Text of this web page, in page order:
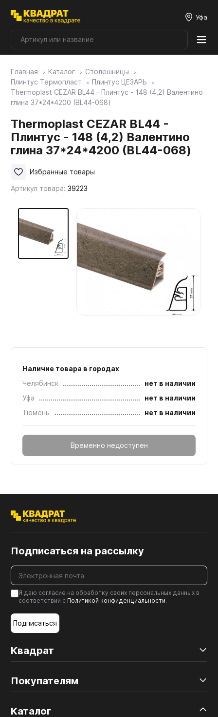
Уфа
Плитные материалы
Фурнитура
Столешницы
Мой ЭГГЕР
Мебельные образцы, каталоги
Главная Каталог
Столешницы
Плинтус Термопласт
Плинтус ЦЕЗАРЬ
Thermoplast CEZAR BL44 - Плинтус - 148 (4,2) Валентино
глина 37*24*4200 (BL44-068)
Thermoplast CEZAR BL44 -
Плинтус - 148 (4,2) Валентино
глина 37*24*4200 (BL44-068)
Артикул товара:39223
Избранные товары
Наличие товара в городах
Челябинск
нет в наличии
Уфа
нет в наличии
Тюмень
нет в наличии
Временно недоступен
Квадрат
Покупателям
Каталог
Подписаться на рассылку
Я даю согласие на обработку своих персональных данных в
соответствии с Политикой конфиденциальности.
Подписаться